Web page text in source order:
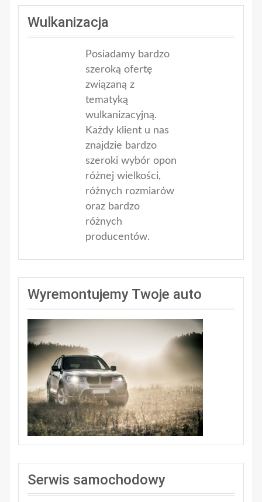
Wulkanizacja
Posiadamy bardzo
szeroką ofertę
związaną z
tematyką
wulkanizacyjną.
Każdy klient u nas
znajdzie bardzo
szeroki wybór opon
różnej wielkości,
różnych rozmiarów
oraz bardzo
różnych
producentów.
Wyremontujemy Twoje auto
Serwis samochodowy